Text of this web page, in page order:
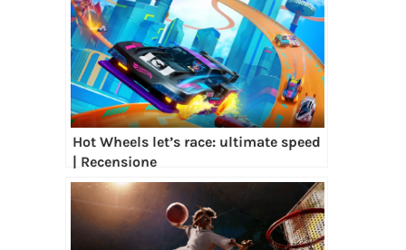
Hot Wheels let’s race: ultimate speed
| Recensione